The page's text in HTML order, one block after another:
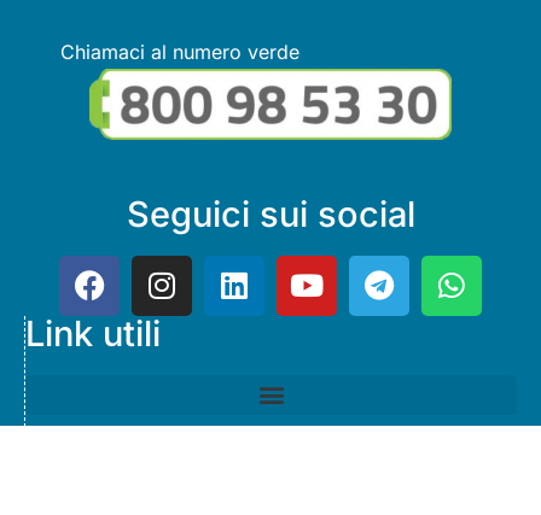
Chiamaci al numero verde
Seguici sui social
Link utili